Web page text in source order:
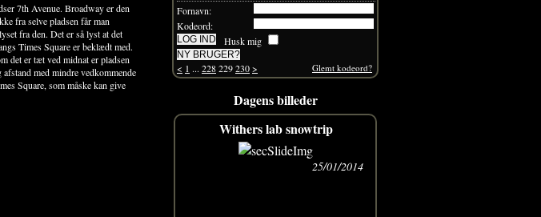
7th Avenue. Broadway er den
fra selve pladsen får man
fra den. Det er så lyst at det
Times Square er beklædt med.
det er tæt ved midnat er pladsen
med mindre vedkommende
Square, som måske kan give
Fornavn:
Kodeord:
Husk mig
< 1 ... 228229230> Glemt kodeord?
Dagens billeder
Withers lab snowtrip
25/01/2014